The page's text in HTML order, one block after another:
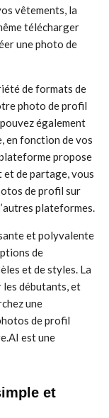
vêtements, la
télécharger
une photo de
de formats de
photo de profil
également
en fonction de vos
propose
de partage, vous
de profil sur
plateformes.
et polyvalente
de
et de styles. La
débutants, et
une
de profil
est une
et